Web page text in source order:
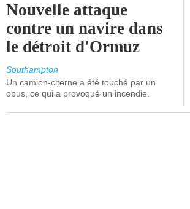
Nouvelle attaque
contre un navire dans
le détroit d'Ormuz
Southampton
Un camion-citerne a été touché par un
obus, ce qui a provoqué un incendie.